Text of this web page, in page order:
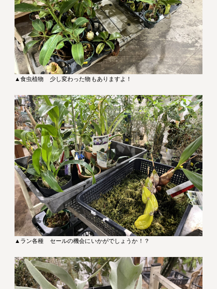
▲食虫植物 少し変わった物もありますよ！
▲ラン各種 セールの機会にいかがでしょうか！？